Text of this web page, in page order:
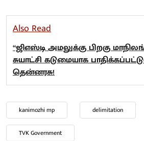
Also Read
“ஜிஎஸ்டி அமலுக்கு பிறகு
சுயாட்சி கடுமையாக
தென்னரசு!
kanimozhi mp delimitation
TVK Government